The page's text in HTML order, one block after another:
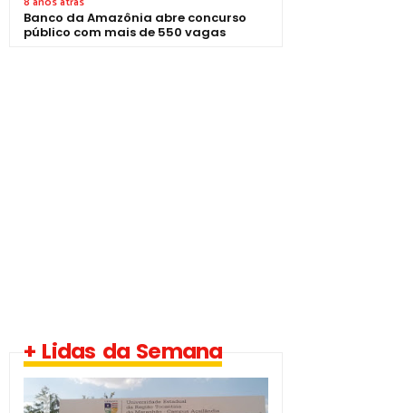
Banco da Amazônia abre concurso
público com mais de 550 vagas
+ Lidas da Semana